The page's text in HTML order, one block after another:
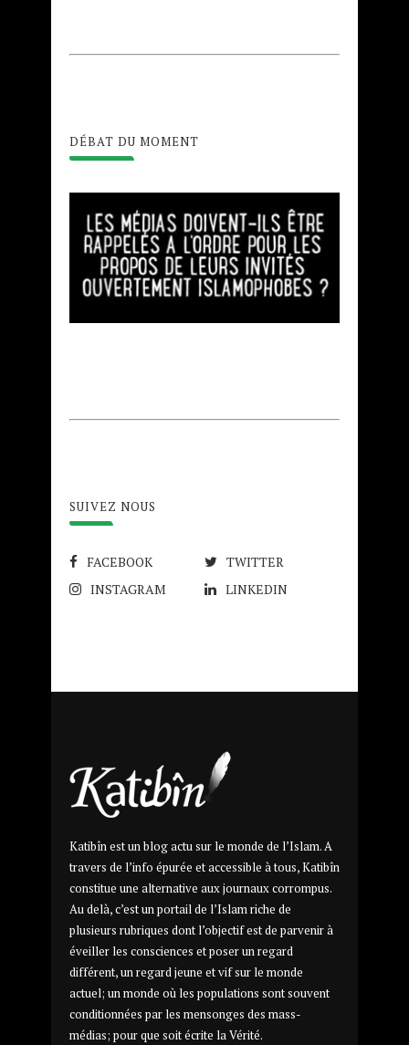
DÉBAT DU MOMENT
SUIVEZ NOUS
FACEBOOK
TWITTER
INSTAGRAM
LINKEDIN
Katibîn est un blog actu sur le monde de l’Islam. A
travers de l’info épurée et accessible à tous, Katibîn
constitue une alternative aux journaux corrompus.
Au delà, c’est un portail de l’Islam riche de
plusieurs rubriques dont l’objectif est de parvenir à
éveiller les consciences et poser un regard
différent, un regard jeune et vif sur le monde
actuel; un monde où les populations sont souvent
conditionnées par les mensonges des mass-
médias; pour que soit écrite la Vérité.